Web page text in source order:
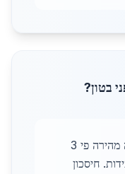
בטון?
מסגרות פלדה קלות יותר, התקנה מהירה פי 3
חיסכון